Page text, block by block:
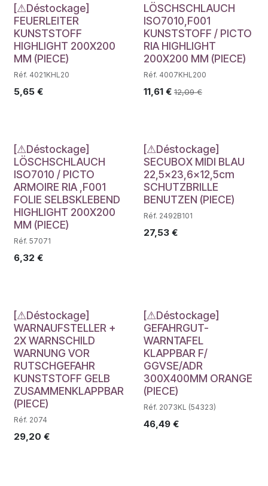
Déstockage
[⚠Déstockage]
FEUERLEITER
KUNSTSTOFF
HIGHLIGHT 200X200
MM (PIECE)
Réf. 4021KHL20
5,65 €
LÖSCHSCHLAUCH
ISO7010,F001
KUNSTSTOFF / PICTO
RIA HIGHLIGHT
200X200 MM (PIECE)
Réf. 4007KHL200
11,61€ 12,09€
Déstockage
[⚠Déstockage]
LÖSCHSCHLAUCH
ISO7010 / PICTO
ARMOIRE RIA ,F001
FOLIE SELBSKLEBEND
HIGHLIGHT 200X200
MM (PIECE)
Réf. 57071
6,32 €
Déstockage
[⚠Déstockage]
SECUBOX MIDI BLAU
22,5x23,6x12,5cm
SCHUTZBRILLE
BENUTZEN (PIECE)
Réf. 2492B101
27,53€
Déstockage
[⚠Déstockage]
WARNAUFSTELLER +
2X WARNSCHILD
WARNUNG VOR
RUTSCHGEFAHR
KUNSTSTOFF GELB
ZUSAMMENKLAPPBAR
(PIECE)
Réf. 2074
29,20 €
Déstockage
[⚠Déstockage]
GEFAHRGUT-
WARNTAFEL
KLAPPBAR F/
GGVSE/ADR
300X400MM ORANGE
(PIECE)
Réf. 2073KL (54323)
46,49€